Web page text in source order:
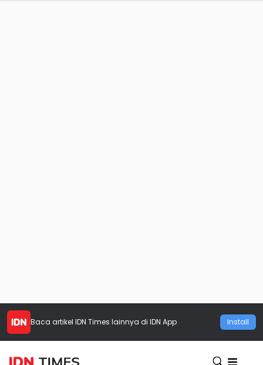
Baca artikel IDN Times lainnya di IDN App Install